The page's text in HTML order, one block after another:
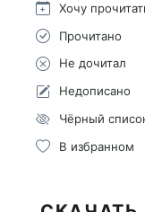
Хочу
Прочитано
Не дочитал
Недописано
Чёрный
В избранном